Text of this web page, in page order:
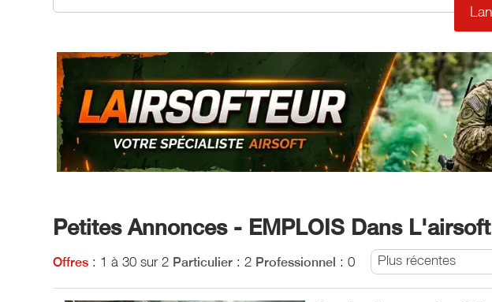
Petites Annonces - EMPLOIS Dans L'airsoft
Offres : 1 à 30 sur 2 Particulier : 2 Professionnel : 0 Plus récentes